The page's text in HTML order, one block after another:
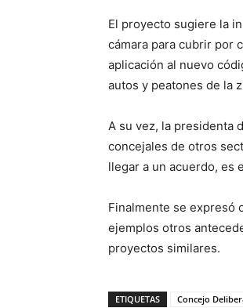
El proyecto sugiere la
cámara para cubrir por
aplicación al nuevo
autos y peatones de la
A su vez, la presidenta
concejales de otros
llegar a un acuerdo, es
Finalmente se expresó
ejemplos otros
proyectos similares.
ETIQUETAS Concejo